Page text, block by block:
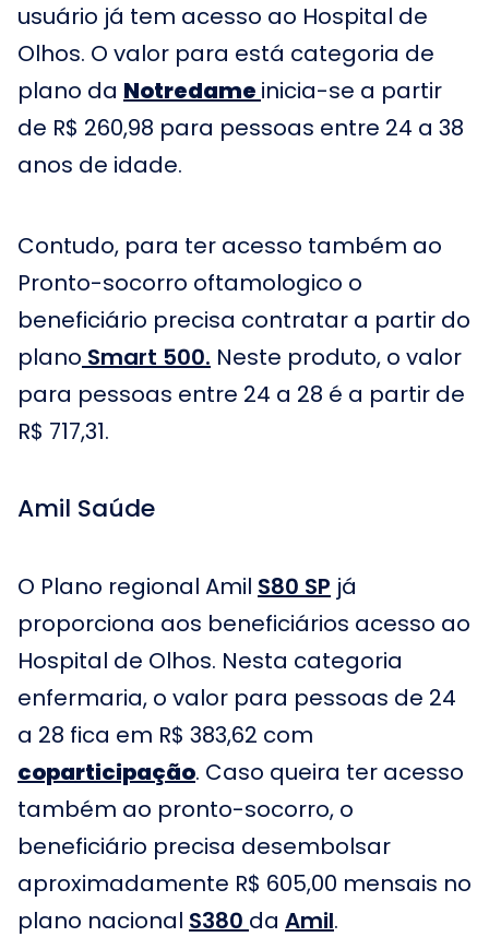
usuário já tem acesso ao Hospital de
Olhos. O valor para está categoria de
plano da Notredame inicia-se a partir
de R$ 260,98 para pessoas entre 24 a 38
anos de idade.
Contudo, para ter acesso também ao
Pronto-socorro oftamologico o
beneficiário precisa contratar a partir do
plano Smart 500. Neste produto, o valor
para pessoas entre 24 a 28 é a partir de
R$ 717,31.
Amil Saúde
O Plano regional Amil S80 SP já
proporciona aos beneficiários acesso ao
Hospital de Olhos. Nesta categoria
enfermaria, o valor para pessoas de 24
a 28 fica em R$ 383,62 com
coparticipação. Caso queira ter acesso
também ao pronto-socorro, o
beneficiário precisa desembolsar
aproximadamente R$ 605,00 mensais no
plano nacional S380 da Amil.